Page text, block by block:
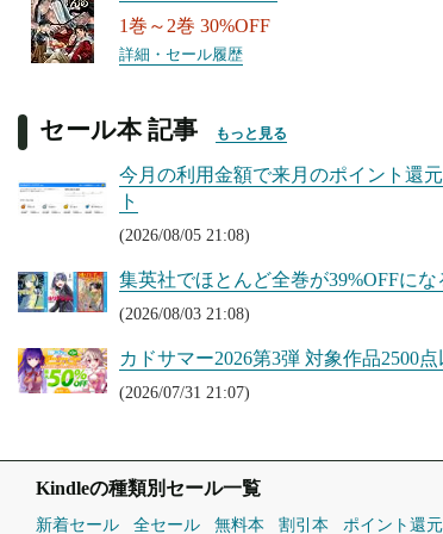
1巻～2巻 30%OFF
詳細・セール履歴
セール本 記事 もっと見る
今月の利用金額で来月のポイント還
ト
(2026/08/05 21:08)
集英社でほとんど全巻が39%OFFに
(2026/08/03 21:08)
カドサマー2026第3弾 対象作品2500
(2026/07/31 21:07)
Kindleの種類別セール一覧
新着セール 全セール 無料本 割引本 ポイント還元